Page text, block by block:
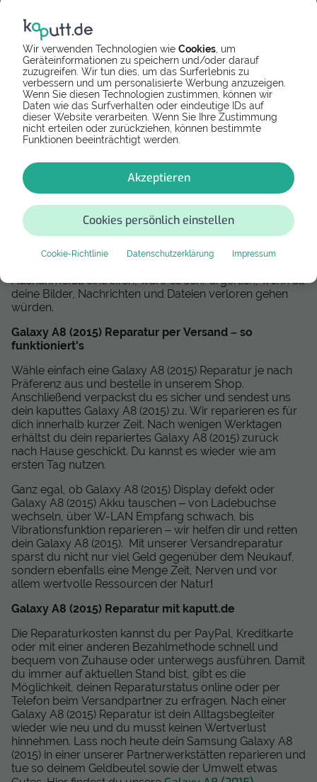
Wir verwenden Technologien wie Cookies , um
Geräteinformationen zu speichern und/oder darauf
zuzugreifen. Wir tun dies, um das Surferlebnis zu
verbessern und um personalisierte Werbung anzuzeigen.
Wenn Sie diesen Technologien zustimmen, können wir
Daten wie das Surfverhalten oder eindeutige IDs auf
dieser Website verarbeiten. Wenn Sie Ihre Zustimmung
nicht erteilen oder zurückziehen, können bestimmte
Funktionen beeinträchtigt werden.
Akzeptieren
Cookies persönlich einstellen
Cookie-Richtlinie Datenschutzerklärung Impressum
bewegen kann. Stopfe dafür alle Lufträume mit
Backpapier oder anderen Materialien aus. Wir
empfehlen, das Gerät in der Originalverpackung zu
verschicken. So sollte dein Galaxy A8 (2015) garantiert
sicher beim Versandreparateur ankommen.
Was kostet die Galaxy A8 (2015) Reparatur per
Versand?
Der Preis der Einsendereparatur variiert stark vom
direkt einsehen.
Sichere deine Daten, bevor du dein Galaxy A8 (2015)
Bevor du dein Galaxy A8 (2015) zur Post bringst, sichere
deine Daten mit einem Backup. Im Normalfall bleiben all
deine Daten bei der Versandreparatur auf deinem
Ausnahmefall eintreffen, wäre es sehr ärgerlich, wenn all
deine Bilder, Nachrichten und Dateien verloren gehen
würden.
Galaxy A8 (2015) Reparatur per Versand – so
funktioniert's
Wähle einfach eine Galaxy A8 (2015) Reparatur je nach
Präferenz aus und bestelle in unserem Shop.
Anschließend verpackst du es sicher und sendest uns
dein kaputtes Galaxy A8 (2015) zu. Wir reparieren es für
dich innerhalb kurzer Zeit. Nach wenigen Werktagen
erhältst du dein repariertes Galaxy A8 (2015) zurück
nach Hause geschickt. Du kannst es wieder wie am
ersten Tag nutzen.
Ganz egal, ob Galaxy A8 (2015) Display defekt oder
Galaxy A8 (2015) Akku tauschen – von Ladebuchse
wechseln, über W-LAN Empfang schwach, bis
Vibrationsfunktion reparieren – wir helfen dir und retten
dein Galaxy A8 (2015). Mit unserer Versandreparatur
sparst du nicht nur viel Geld gegenüber dem Neukauf,
sondern ebenfalls eine Menge Zeit, Nerven und vor
allem wertvolle Ressourcen der Natur!
Galaxy A8 (2015) Reparatur mit kaputt.de
Die Reparaturkosten kannst du per PayPal, Kreditkarte
oder mit einer anderen Bezahlmethode schnell und
bequem von Zuhause oder unterwegs ausführen. Damit
du immer auf aktuellen Stand bist, gibt es die
Möglichkeit, deinen Reparaturstatus online oder per
Telefon beim Versandpartner zu erfragen. Nach einer
Galaxy A8 (2015) Reparatur ist dein Alltagsbegleiter
wieder wie neu und du musst keinen Wertverlust
hinnehmen. Lass noch heute dein Samsung Galaxy A8
(2015) in einer unserer Partnerwerkstätten reparieren und
tue so deinem Geldbeutel sowie der Umwelt etwas